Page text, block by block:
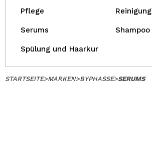
Pflege Reinigung
Serums Shampoo
Spülung und Haarkur
STARTSEITE>MARKEN>BYPHASSE>SERUMS